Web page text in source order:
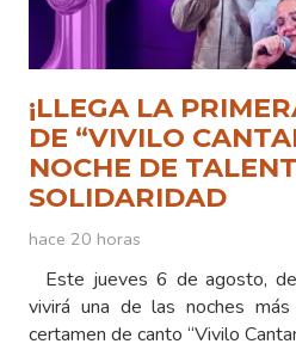
¡LLEGA LA
DE “VIVILO
NOCHE DE
SOLIDARIDAD
hace 20 horas
Este jueves 6 de agosto,
vivirá una de las noches
certamen de canto “Vivilo